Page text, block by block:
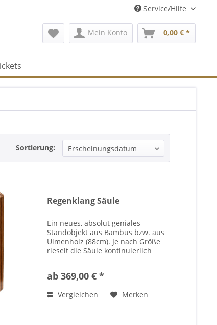
Service/Hilfe
Mein Konto 0,00 € *
Sortierung:
Regenklang Säule
Ein neues, absolut geniales
Standobjekt aus Bambus bzw. aus
Ulmenholz (88cm). Je nach Größe
rieselt die Säule kontinuierlich
zwischen 4 und 22 Minuten lang
ab 369,00 € *
Vergleichen Merken